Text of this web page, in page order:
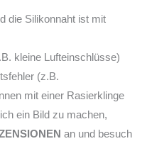
die Silikonnaht ist mit
kleine Lufteinschlüsse)
(z.B.
mit einer Rasierklinge
ein Bild zu machen,
an und besuch